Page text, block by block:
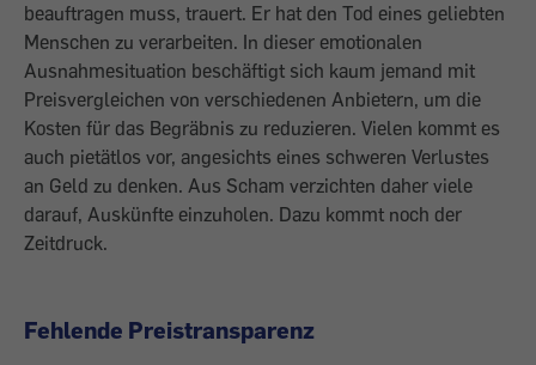
beauftragen muss, trauert. Er hat den Tod eines geliebten
Menschen zu verarbeiten. In dieser emotionalen
Ausnahmesituation beschäftigt sich kaum jemand mit
Preisvergleichen von verschiedenen Anbietern, um die
Kosten für das Begräbnis zu reduzieren. Vielen kommt es
auch pietätlos vor, angesichts eines schweren Verlustes
an Geld zu denken. Aus Scham verzichten daher viele
darauf, Auskünfte einzuholen. Dazu kommt noch der
Zeitdruck.
Fehlende Preistransparenz